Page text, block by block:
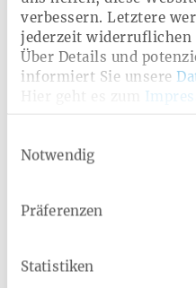
verbessern. Letztere
jederzeit
Über Details und
informiert Sie unsere
Notwendig
Präferenzen
Statistiken
Zahnärztliche Kontrolle und
Zahnvorsorge-
Zahnersatz